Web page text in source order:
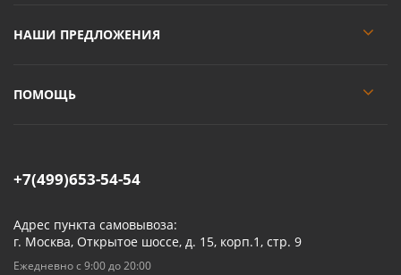
НАШИ ПРЕДЛОЖЕНИЯ
ПОМОЩЬ
+7(499)653-54-54
Адрес пункта самовывоза:
г. Москва, Открытое шоссе, д. 15, корп.1, стр. 9
Ежедневно с 9:00 до 20:00